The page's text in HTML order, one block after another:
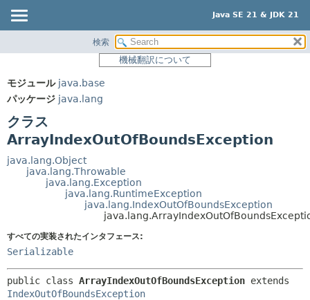
Java SE 21 & JDK 21
パッケージ
使用
プレビュー
索引
サマリー:
ネスト済
コンストラクタ
メソッド
検索
機械翻訳について
モジュール java.base
パッケージ java.lang
クラス
ArrayIndexOutOfBoundsException
java.lang.Object
java.lang.Throwable
java.lang.Exception
java.lang.RuntimeException
java.lang.IndexOutOfBoundsException
すべての実装されたインタフェース:
Serializable
public class ArrayIndexOutOfBoundsException
IndexOutOfBoundsException